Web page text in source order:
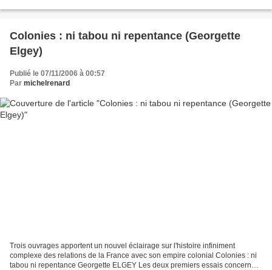
Colonies : ni tabou ni repentance (Georgette
Elgey)
Publié le 07/11/2006 à 00:57
Par michelrenard
Trois ouvrages apportent un nouvel éclairage sur l'histoire infiniment
complexe des relations de la France avec son empire colonial Colonies : ni
tabou ni repentance Georgette ELGEY Les deux premiers essais concernent